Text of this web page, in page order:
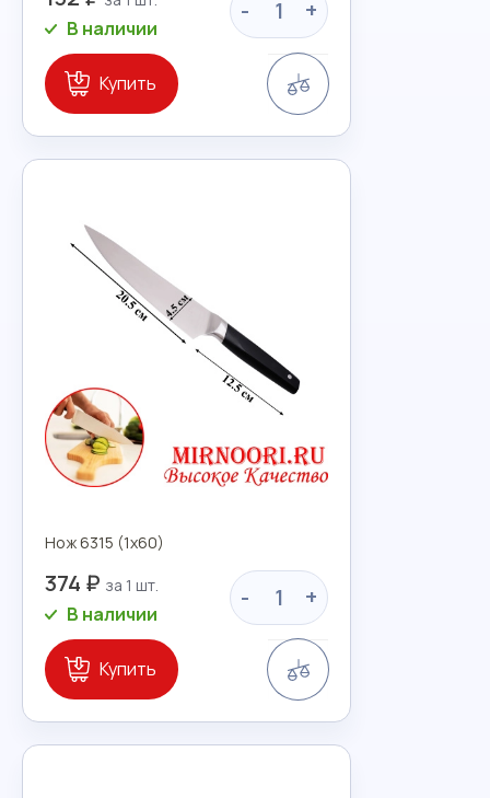
- +
В наличии
Купить
Нож 6315 (1х60)
374 ₽ - +
В наличии
Купить